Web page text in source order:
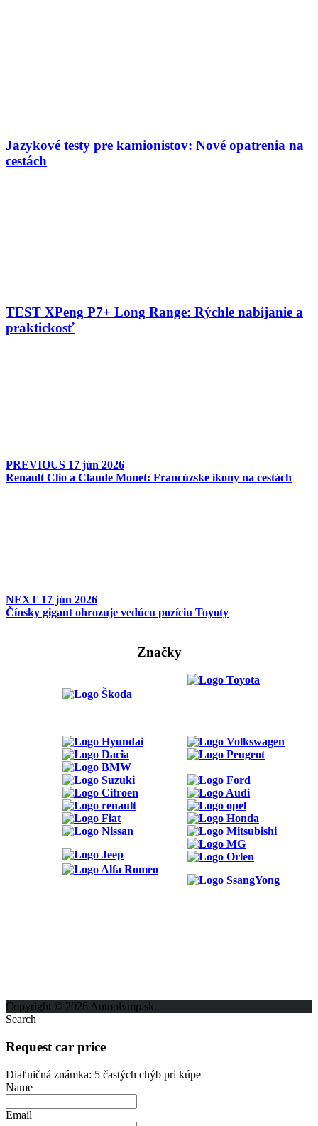
Jazykové testy pre kamionistov: Nové opatrenia na
cestách
TEST XPeng P7+ Long Range: Rýchle nabíjanie a
praktickosť
PREVIOUS 17 jún 2026
Renault Clio a Claude Monet: Francúzske ikony na cestách
NEXT 17 jún 2026
Čínsky gigant ohrozuje vedúcu pozíciu Toyoty
Značky
Copyright © 2026 Autoolymp.sk.
Search
Request car price
Diaľničná známka: 5 častých chýb pri kúpe
Name
Email